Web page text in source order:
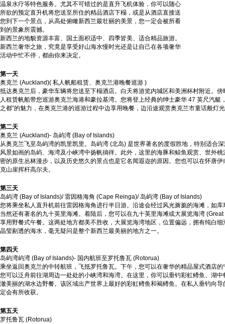
温泉水疗等特色服务。尤其不可错过的是直升飞机体验，你可以随心
所欲的预定直升机将您送至所住的精品酒店下榻，或是从酒店直接送
您到下一个景点，从高处俯瞰新西兰最壮丽的美景，您一定会被所看
到的景象所震撼。
新西兰的地貌资源丰富、国土面积适中、四季皆美、适合精品旅游。
新西兰奢华之旅，究竟是享受好山海水慢时光还是让自己在各项奢华
活动中忙不停，都由你来决定。
第一天
奥克兰 (Auckland)( 私人帆船租赁、奥克兰港晚餐巡游 )
抵达奥克兰后，豪华车辆将您送至下榻酒店。白天将游览内城区和美洲杯村附近。傍
人租赁帆船带您巡游奥克兰海港和豪拉基湾。您将登上经典的绅士豪华 47 英尺汽艇
之都”的魅力，在奥克兰港的巡游过程中边享用晚餐，边沿途观赏奥克兰市童话般灯
第二天
奥克兰 (Auckland)- 岛屿湾 (Bay of Islands)
从奥克兰飞至岛屿湾的凯里凯里。岛屿湾 (北岛) 是世界著名的度假胜地，特别适合
风景如画的岛屿、海湾及小峡湾中扬帆徜徉。此外，这里的海豚和鲸鱼观赏、世外
密的原生丛林漫步，以及历史悠久的景点也是它名闻遐迩的原因。您也可以在怀唐伊
克山崖挥杆高尔夫。
第三天
岛屿湾 (Bay of Islands)/ 雷因格海角 (Cape Reinga)/ 岛屿湾 (Bay of Islands)
您将乘坐私人直升机前往雷因格海角进行半日游。沿途会经过风光旖旎的海滩，如
当然还有著名的九十英里海滩。着陆后，您可以在九十英里海滩或大展览海湾
享用野餐式午餐。这两处地方都美不胜收，大展览海湾地区，位置偏远，拥有纯白
晶莹剔透的海水，毫无疑问是整个新西兰最美丽的地方之一。
第四天
岛屿湾屿湾 (Bay of Islands)- 国内航班至罗托鲁瓦 (Rotorua)
乘坐返回奥克兰的中转航班，飞抵罗托鲁瓦。下午，您可以在奢华的精品屋式酒店
您可以泛舟前往湖周边一处处的小峡湾和海湾。在这里，你可以垂钓彩虹鳟鱼、湖中
澈美丽的湖水边野餐。该区域出产世界上最好的彩虹鳟鱼和褐鳟鱼。在私人垂钓向导
定会有所收获。
第五天
罗托鲁瓦 (Rotorua)